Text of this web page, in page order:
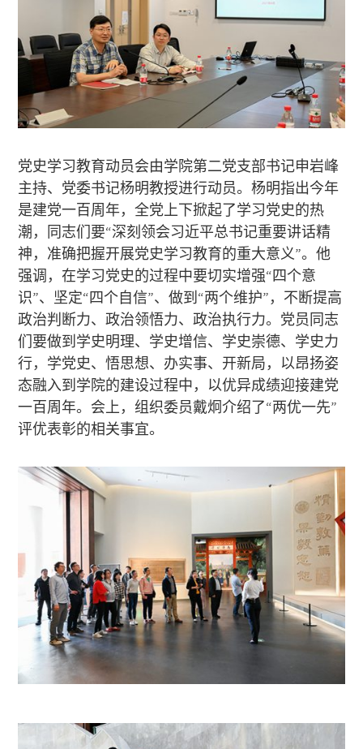
党史学习教育动员会由学院第二党支部书记申岩峰
主持、党委书记杨明教授进行动员。杨明指出今年
是建党一百周年，全党上下掀起了学习党史的热
潮，同志们要“深刻领会习近平总书记重要讲话精
神，准确把握开展党史学习教育的重大意义”。他
强调，在学习党史的过程中要切实增强“四个意
识”、坚定“四个自信”、做到“两个维护”，不断提高
政治判断力、政治领悟力、政治执行力。党员同志
们要做到学史明理、学史增信、学史崇德、学史力
行，学党史、悟思想、办实事、开新局，以昂扬姿
态融入到学院的建设过程中，以优异成绩迎接建党
一百周年。会上，组织委员戴炯介绍了“两优一先”
评优表彰的相关事宜。